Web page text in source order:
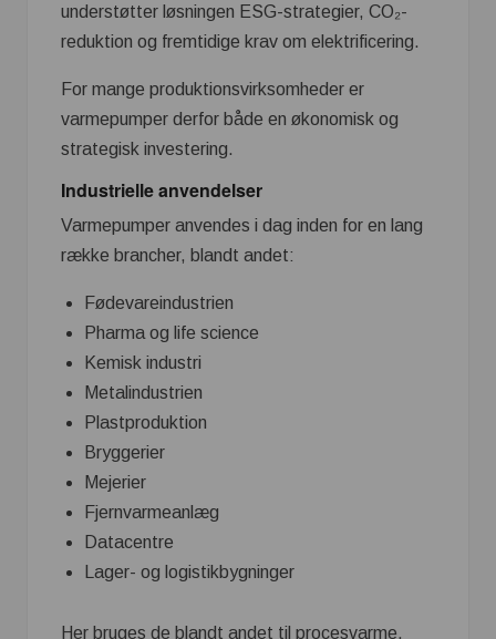
understøtter løsningen ESG-strategier, CO₂-
reduktion og fremtidige krav om elektrificering.
For mange produktionsvirksomheder er
varmepumper derfor både en økonomisk og
strategisk investering.
Industrielle anvendelser
Varmepumper anvendes i dag inden for en lang
række brancher, blandt andet:
Fødevareindustrien
Pharma og life science
Kemisk industri
Metalindustrien
Plastproduktion
Bryggerier
Mejerier
Fjernvarmeanlæg
Datacentre
Lager- og logistikbygninger
Her bruges de blandt andet til procesvarme,